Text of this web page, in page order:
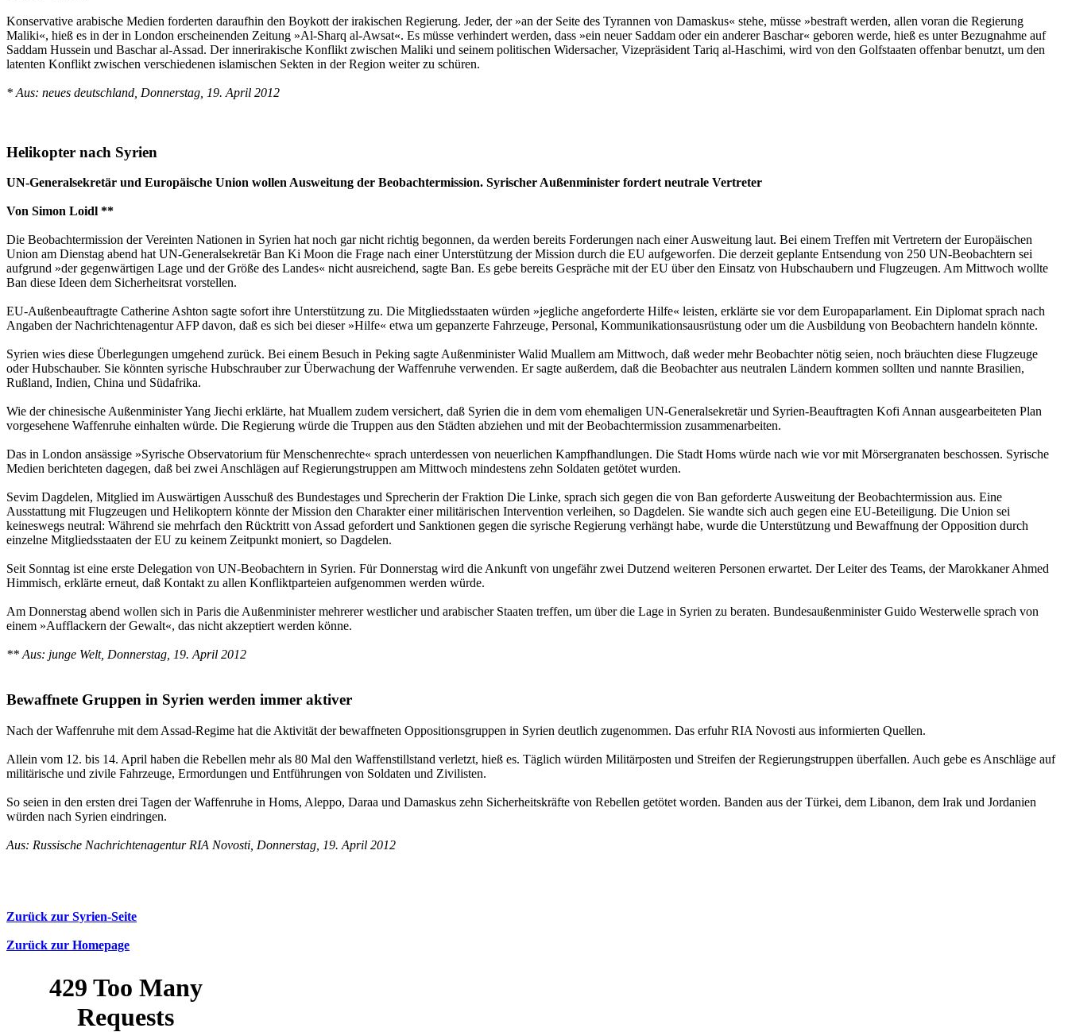
Konservative arabische Medien forderten daraufhin den Boykott der irakischen Regierung. Jeder, der »an der Seite des Tyrannen von Damaskus« stehe, müsse »bestraft werden, allen voran die Regierung
Maliki«, hieß es in der in London erscheinenden Zeitung »Al-Sharq al-Awsat«. Es müsse verhindert werden, dass »ein neuer Saddam oder ein anderer Baschar« geboren werde, hieß es unter Bezugnahme auf
Saddam Hussein und Baschar al-Assad. Der innerirakische Konflikt zwischen Maliki und seinem politischen Widersacher, Vizepräsident Tariq al-Haschimi, wird von den Golfstaaten offenbar benutzt, um den
latenten Konflikt zwischen verschiedenen islamischen Sekten in der Region weiter zu schüren.
* Aus: neues deutschland, Donnerstag, 19. April 2012
Helikopter nach Syrien
UN-Generalsekretär und Europäische Union wollen Ausweitung der Beobachtermission. Syrischer Außenminister fordert neutrale Vertreter
Von Simon Loidl **
Die Beobachtermission der Vereinten Nationen in Syrien hat noch gar nicht richtig begonnen, da werden bereits Forderungen nach einer Ausweitung laut. Bei einem Treffen mit Vertretern der Europäischen
Union am Dienstag abend hat UN-Generalsekretär Ban Ki Moon die Frage nach einer Unterstützung der Mission durch die EU aufgeworfen. Die derzeit geplante Entsendung von 250 UN-Beobachtern sei
aufgrund »der gegenwärtigen Lage und der Größe des Landes« nicht ausreichend, sagte Ban. Es gebe bereits Gespräche mit der EU über den Einsatz von Hubschaubern und Flugzeugen. Am Mittwoch wollte
Ban diese Ideen dem Sicherheitsrat vorstellen.
EU-Außenbeauftragte Catherine Ashton sagte sofort ihre Unterstützung zu. Die Mitgliedsstaaten würden »jegliche angeforderte Hilfe« leisten, erklärte sie vor dem Europaparlament. Ein Diplomat sprach nach
Angaben der Nachrichtenagentur AFP davon, daß es sich bei dieser »Hilfe« etwa um gepanzerte Fahrzeuge, Personal, Kommunikationsausrüstung oder um die Ausbildung von Beobachtern handeln könnte.
Syrien wies diese Überlegungen umgehend zurück. Bei einem Besuch in Peking sagte Außenminister Walid Muallem am Mittwoch, daß weder mehr Beobachter nötig seien, noch bräuchten diese Flugzeuge
oder Hubschauber. Sie könnten syrische Hubschrauber zur Überwachung der Waffenruhe verwenden. Er sagte außerdem, daß die Beobachter aus neutralen Ländern kommen sollten und nannte Brasilien,
Rußland, Indien, China und Südafrika.
Wie der chinesische Außenminister Yang Jiechi erklärte, hat Muallem zudem versichert, daß Syrien die in dem vom ehemaligen UN-Generalsekretär und Syrien-Beauftragten Kofi An­nan ausgearbeiteten Plan
vorgesehene Waffenruhe einhalten würde. Die Regierung würde die Truppen aus den Städten abziehen und mit der Beobachtermission zusammenarbeiten.
Das in London ansässige »Syrische Observatorium für Menschenrechte« sprach unterdessen von neuerlichen Kampfhandlungen. Die Stadt Homs würde nach wie vor mit Mörsergranaten beschossen. Syrische
Medien berichteten dagegen, daß bei zwei Anschlägen auf Regierungstruppen am Mittwoch mindestens zehn Soldaten getötet wurden.
Sevim Dagdelen, Mitglied im Auswärtigen Ausschuß des Bundestages und Sprecherin der Fraktion Die Linke, sprach sich gegen die von Ban geforderte Ausweitung der Beobachtermission aus. Eine
Ausstattung mit Flugzeugen und Helikoptern könnte der Mission den Charakter einer militärischen Intervention verleihen, so Dagdelen. Sie wandte sich auch gegen eine EU-Beteiligung. Die Union sei
keineswegs neutral: Während sie mehrfach den Rücktritt von Assad gefordert und Sanktionen gegen die syrische Regierung verhängt habe, wurde die Unterstützung und Bewaffnung der Opposition durch
einzelne Mitgliedsstaaten der EU zu keinem Zeitpunkt moniert, so Dagdelen.
Seit Sonntag ist eine erste Delegation von UN-Beobachtern in Syrien. Für Donnerstag wird die Ankunft von ungefähr zwei Dutzend weiteren Personen erwartet. Der Leiter des Teams, der Marokkaner Ahmed
Himmisch, erklärte erneut, daß Kontakt zu allen Konfliktparteien aufgenommen werden würde.
Am Donnerstag abend wollen sich in Paris die Außenminister mehrerer westlicher und arabischer Staaten treffen, um über die Lage in Syrien zu beraten. Bundesaußenminister Guido Westerwelle sprach von
einem »Aufflackern der Gewalt«, das nicht akzeptiert werden könne.
** Aus: junge Welt, Donnerstag, 19. April 2012
Bewaffnete Gruppen in Syrien werden immer aktiver
Nach der Waffenruhe mit dem Assad-Regime hat die Aktivität der bewaffneten Oppositionsgruppen in Syrien deutlich zugenommen. Das erfuhr RIA Novosti aus informierten Quellen.
Allein vom 12. bis 14. April haben die Rebellen mehr als 80 Mal den Waffenstillstand verletzt, hieß es. Täglich würden Militärposten und Streifen der Regierungstruppen überfallen. Auch gebe es Anschläge auf
militärische und zivile Fahrzeuge, Ermordungen und Entführungen von Soldaten und Zivilisten.
So seien in den ersten drei Tagen der Waffenruhe in Homs, Aleppo, Daraa und Damaskus zehn Sicherheitskräfte von Rebellen getötet worden. Banden aus der Türkei, dem Libanon, dem Irak und Jordanien
würden nach Syrien eindringen.
Aus: Russische Nachrichtenagentur RIA Novosti, Donnerstag, 19. April 2012
Zurück zur Syrien-Seite
Zurück zur Homepage